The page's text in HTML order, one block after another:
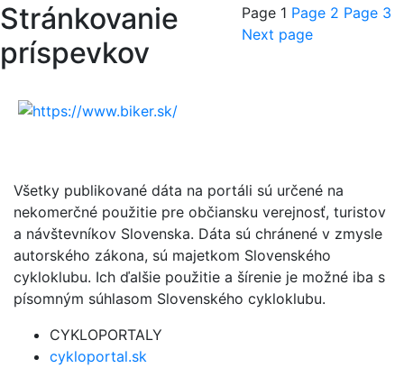
Stránkovanie
príspevkov
Page 1 Page 2 Page 3
Next page
Všetky publikované dáta na portáli sú určené na
nekomerčné použitie pre občiansku verejnosť, turistov
a návštevníkov Slovenska. Dáta sú chránené v zmysle
autorského zákona, sú majetkom Slovenského
cykloklubu. Ich ďalšie použitie a šírenie je možné iba s
písomným súhlasom Slovenského cykloklubu.
CYKLOPORTALY
cykloportal.sk